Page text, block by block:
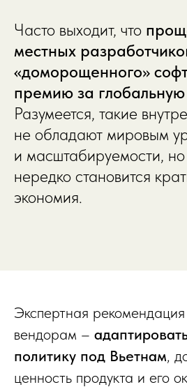
Часто выходит, что
местных
«доморощенного»
премию за
Разумеется, такие
не обладают мировым
и масштабируемости,
нередко становится
экономия.
Экспертная
вендорам –
политику под Вьетнам,
ценность продукта и его